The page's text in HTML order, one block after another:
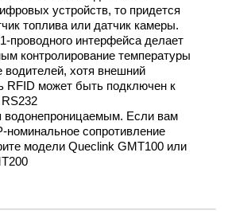
устройств, то придется
топлива или датчик камеры.
проводного интерфейса делает
контролирование температуры
водителей, хотя внешний
RFID может быть подключен к
водонепроницаемым. Если вам
номинальное сопротивление
модели Queclink GMT100 или